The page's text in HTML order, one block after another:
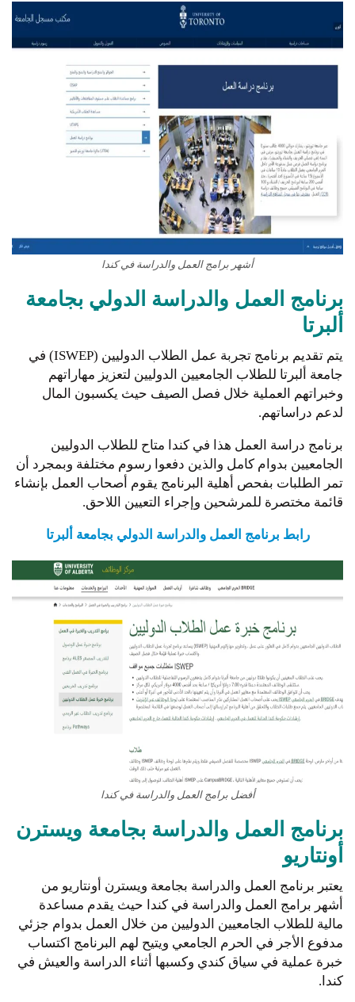
أشهر برامج العمل والدراسة في كندا
برنامج العمل والدراسة الدولي بجامعة
ألبرتا
يتم تقديم برنامج تجربة عمل الطلاب الدوليين (ISWEP) في
جامعة ألبرتا للطلاب الجامعيين الدوليين لتعزيز مهاراتهم
وخبراتهم العملية خلال فصل الصيف حيث يكسبون المال
لدعم دراساتهم.
برنامج دراسة العمل هذا في كندا متاح للطلاب الدوليين
الجامعيين بدوام كامل والذين دفعوا رسوم مختلفة وبمجرد أن
تمر الطلبات بفحص أهلية البرنامج يقوم أصحاب العمل بإنشاء
قائمة مختصرة للمرشحين وإجراء التعيين اللاحق.
رابط برنامج العمل والدراسة الدولي بجامعة ألبرتا
أفضل برامج العمل والدراسة في كندا
برنامج العمل والدراسة بجامعة ويسترن
أونتاريو
يعتبر برنامج العمل والدراسة بجامعة ويسترن أونتاريو من
أشهر برامج العمل والدراسة في كندا حيث يقدم مساعدة
مالية للطلاب الجامعيين الدوليين من خلال العمل بدوام جزئي
مدفوع الأجر في الحرم الجامعي ويتيح لهم البرنامج اكتساب
خبرة عملية في سياق كندي وكسبها أثناء الدراسة والعيش في
كندا.